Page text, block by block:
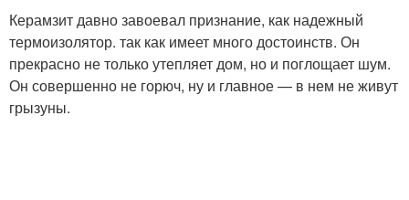
Керамзит давно завоевал признание, как надежный
термоизолятор. так как имеет много достоинств. Он
прекрасно не только утепляет дом, но и поглощает шум.
Он совершенно не горюч, ну и главное — в нем не живут
грызуны.